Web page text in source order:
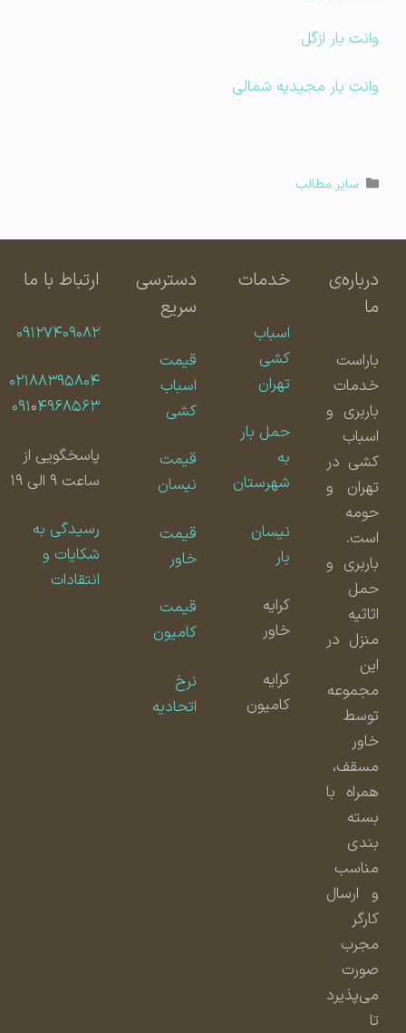
وانت بار ازگل
وانت بار مجیدیه شمالی
دسته‌ها
سایر مطالب
درباره‌ی
باراست
خدمات
باربری و
اسباب
کشی در
تهران و
حومه
است.
باربری و
حمل
اثاثیه
منزل در
مجموعه
توسط
مسقف،
همراه با
بسته
بندی
مناسب
و ارسال
مجرب
صورت
می‌پذیرد
خدمات
اسباب
کشی
تهران
حمل بار
شهرستان
نیسان
کامیون
دسترسی
سریع
قیمت
اسباب
کشی
قیمت
نیسان
قیمت
قیمت
کامیون
اتحادیه
ارتباط با ما
۰۹۱۲۷۴۰۹۰۸۲
۰۲۱۸۸۳۹۵۸۰۴
۰۹۱۰۴۹۶۸۵۶۳
پاسخگویی از
ساعت ۹ الی ۱۹
رسیدگی به
شکایات و
انتقادات